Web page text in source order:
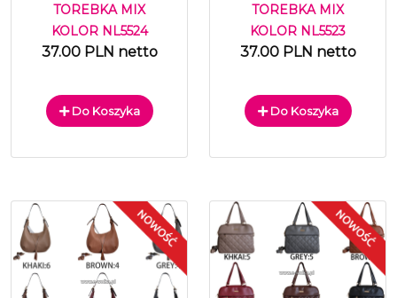
TOREBKA MIX
KOLOR NL5524
37.00 PLN netto
Do Koszyka
TOREBKA MIX
KOLOR NL5523
37.00 PLN netto
Do Koszyka